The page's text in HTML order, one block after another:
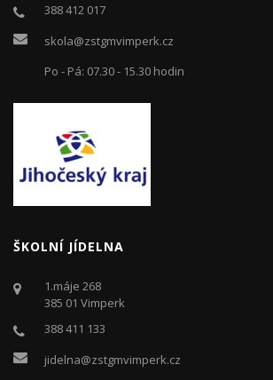
388 412 017
skola@zstgmvimperk.cz
Po - Pá: 07.30 - 15.30 hodin
ŠKOLNÍ JÍDELNA
1.máje 268
385 01 Vimperk
388 411 133
jidelna@zstgmvimperk.cz